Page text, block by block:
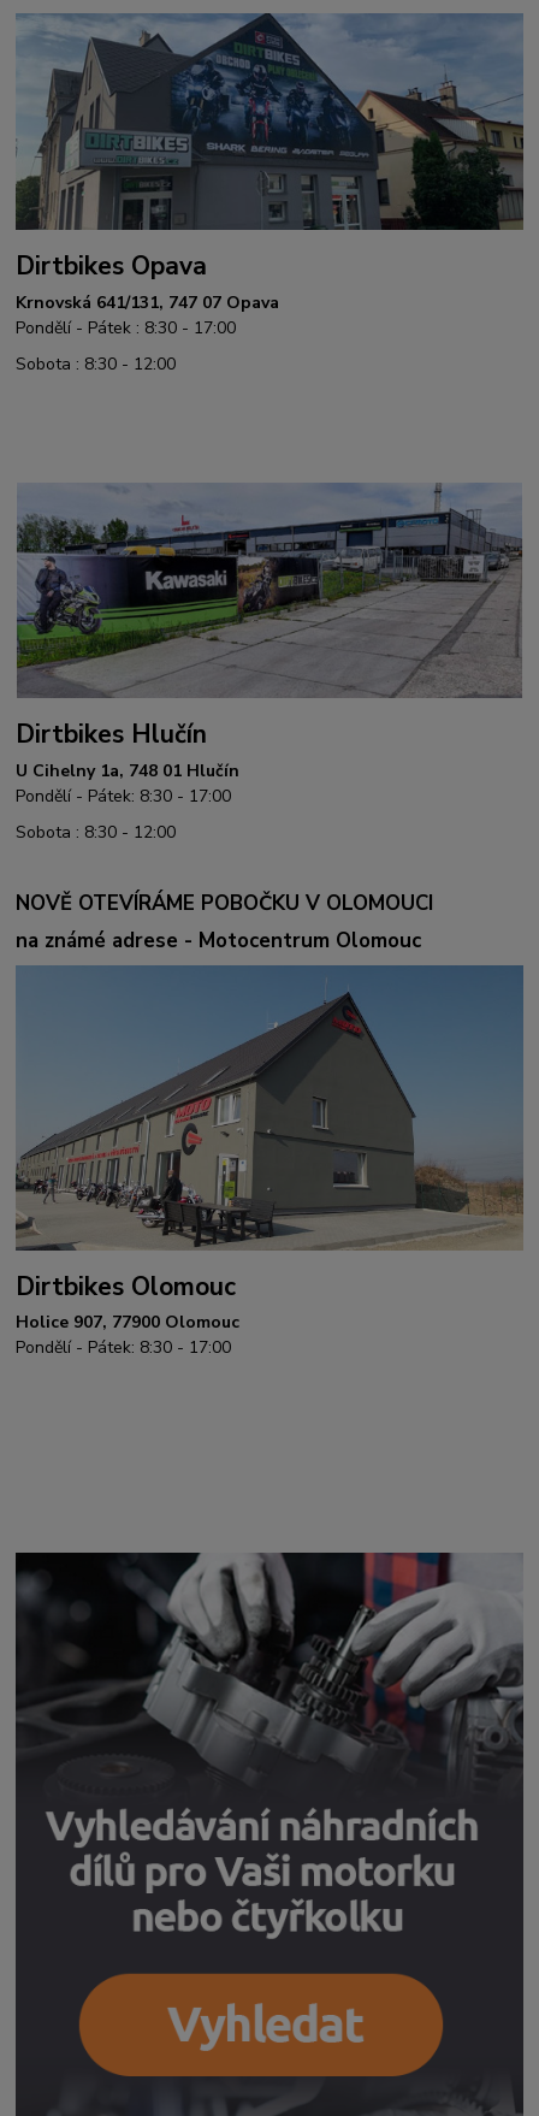
Dirtbikes Opava
Krnovská 641/131, 747 07 Opava
Pondělí - Pátek : 8:30 - 17:00
Sobota : 8:30 - 12:00
Dirtbikes Hlučín
U Cihelny 1a, 748 01 Hlučín
Pondělí - Pátek: 8:30 - 17:00
Sobota : 8:30 - 12:00
NOVĚ OTEVÍRÁME POBOČKU V OLOMOUCI
na známé adrese - Motocentrum Olomouc
Dirtbikes Olomouc
Holice 907, 77900 Olomouc
Pondělí - Pátek: 8:30 - 17:00